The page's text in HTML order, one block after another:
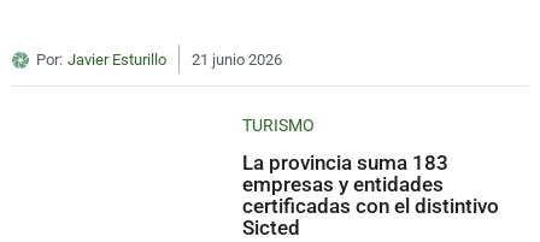
Por: Javier Esturillo 21 junio 2026
TURISMO
La provincia suma 183
empresas y entidades
certificadas con el distintivo
Sicted